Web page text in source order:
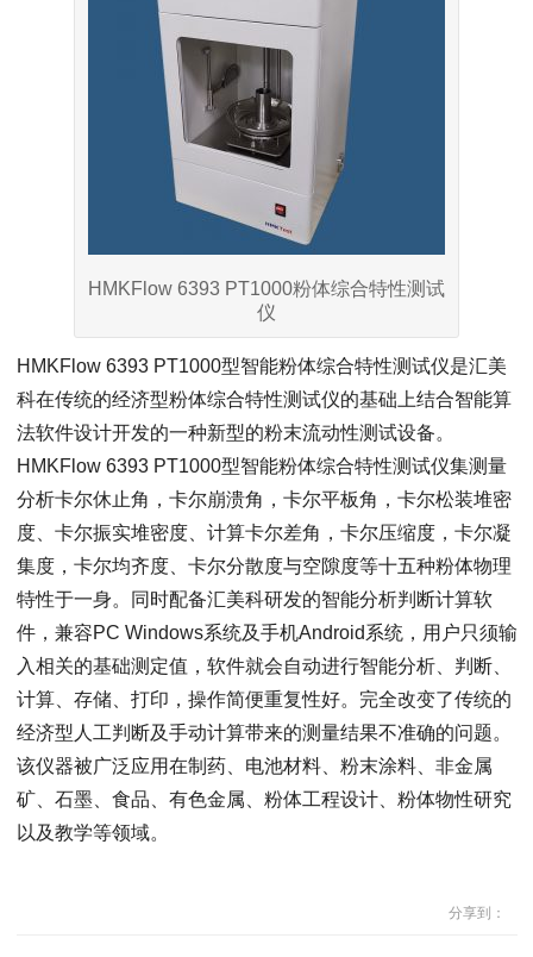
HMKFlow 6393 PT1000粉体综合特性测试
仪
HMKFlow 6393 PT1000型智能粉体综合特性测试仪是汇美
科在传统的经济型粉体综合特性测试仪的基础上结合智能算
法软件设计开发的一种新型的粉末流动性测试设备。
HMKFlow 6393 PT1000型智能粉体综合特性测试仪集测量
分析卡尔休止角，卡尔崩溃角，卡尔平板角，卡尔松装堆密
度、卡尔振实堆密度、计算卡尔差角，卡尔压缩度，卡尔凝
集度，卡尔均齐度、卡尔分散度与空隙度等十五种粉体物理
特性于一身。同时配备汇美科研发的智能分析判断计算软
件，兼容PC Windows系统及手机Android系统，用户只须输
入相关的基础测定值，软件就会自动进行智能分析、判断、
计算、存储、打印，操作简便重复性好。完全改变了传统的
经济型人工判断及手动计算带来的测量结果不准确的问题。
该仪器被广泛应用在制药、电池材料、粉末涂料、非金属
矿、石墨、食品、有色金属、粉体工程设计、粉体物性研究
以及教学等领域。
分享到：